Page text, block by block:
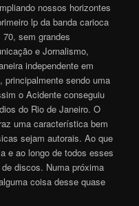
nossos horizontes
lp da banda carioca
sem grandes
e Jornalismo,
independente em
principalmente sendo uma
o Acidente conseguiu
do Rio de Janeiro. O
uma característica bem
sejam autorais. Ao que
e ao longo de todos esses
discos. Numa próxima
coisa desse quase